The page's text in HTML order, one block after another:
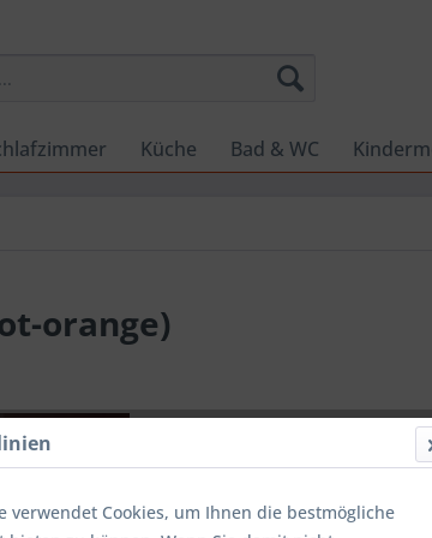
Küche Bad & WC
orange)
CHF
Sofort
verwendet Cookies, um Ihnen die bestmögliche